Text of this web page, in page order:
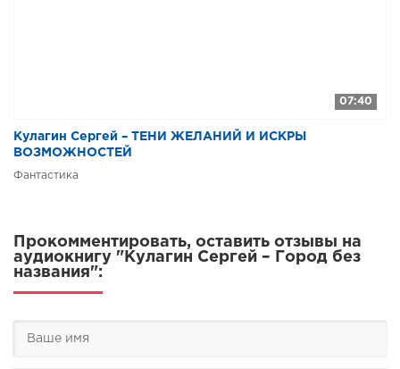
07:40
Кулагин Сергей – ТЕНИ ЖЕЛАНИЙ И ИСКРЫ
ВОЗМОЖНОСТЕЙ
Фантастика
Прокомментировать, оставить отзывы на
аудиокнигу "Кулагин Сергей – Город без
названия":